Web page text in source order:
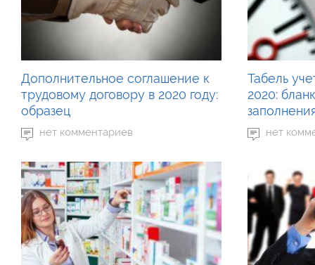
Дополнительное соглашение к
трудовому договору в 2020 году:
образец
нет комментариев
Табель
2020:
нет